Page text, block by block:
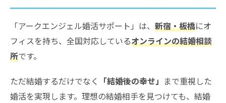
「アークエンジェル婚活サポート」は、 新宿・板橋にオ
フィスを持ち、全国対応しているオンラインの結婚相談
所です。
ただ結婚するだけでなく 「結婚後の幸せ」 まで重視した
婚活を実現します。理想の結婚相手を見つけても、結婚